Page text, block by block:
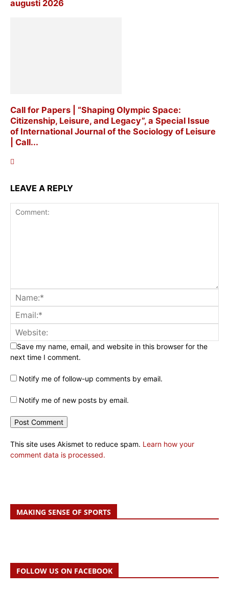
augusti 2026
Call for Papers | “Shaping Olympic Space:
Citizenship, Leisure, and Legacy”, a Special Issue
of International Journal of the Sociology of Leisure
| Call...
LEAVE A REPLY
Save my name, email, and website in this browser for the
next time I comment.
Notify me of follow-up comments by email.
Notify me of new posts by email.
This site uses Akismet to reduce spam. Learn how your
comment data is processed.
MAKING SENSE OF SPORTS
FOLLOW US ON FACEBOOK